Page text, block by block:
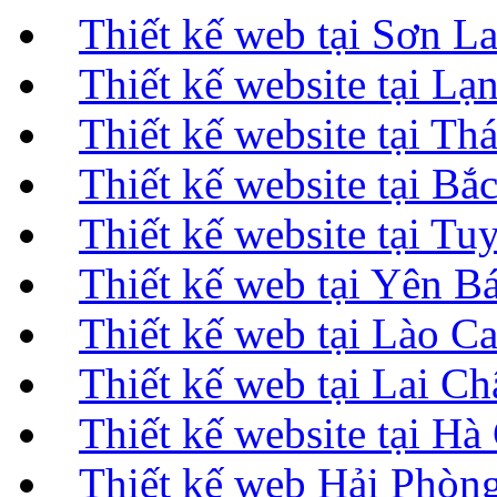
Thiết kế web tại Sơn
Thiết kế website tại
Thiết kế website tại
Thiết kế website tại
Thiết kế website tại
Thiết kế web tại Yên
Thiết kế web tại Lào
Thiết kế web tại Lai
Thiết kế website tại
Thiết kế web Hải